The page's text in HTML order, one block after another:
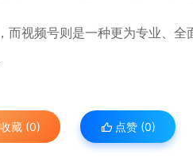
视频号则是一种更为专业、
收藏 (0) 点赞 (0)